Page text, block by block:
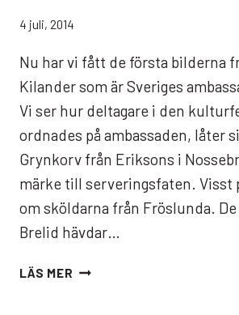
4 juli, 2014
Nu har vi fått de första bilderna
Kilander som är Sveriges
Vi ser hur deltagare i den
ordnades på ambassaden, låter
Grynkorv från Eriksons i
märke till serveringsfaten. Visst
om sköldarna från Fröslunda.
Brelid hävdar…
LÄS MER BILDBEVIS